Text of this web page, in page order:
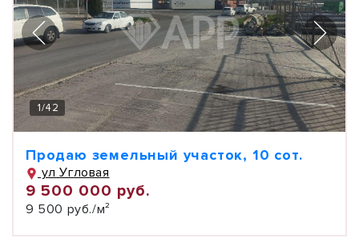
1/42
Продаю земельный участок, 10 сот.
ул Угловая
9 500 000 руб.
9 500 руб./м²